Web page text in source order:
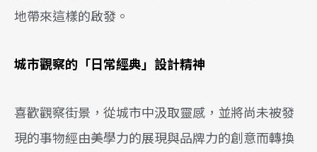
地帶來這樣的啟發。
城市觀察的「日常經典」設計精神
喜歡觀察街景，從城市中汲取靈感，並將尚未被發
現的事物經由美學力的展現與品牌力的創意而轉換